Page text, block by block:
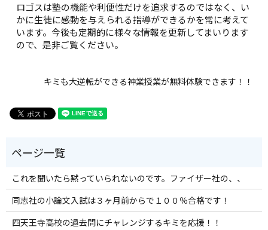
ロゴスは塾の機能や利便性だけを追求するのではなく、い
かに生徒に感動を与えられる指導ができるかを常に考えて
います。今後も定期的に様々な情報を更新してまいります
ので、是非ご覧ください。
キミも大逆転ができる神業授業が無料体験できます！！
これを聞いたら黙っていられないのです。ファイザー社の、、
同志社の小論文入試は３ヶ月前からで１００％合格です！
四天王寺高校の過去問にチャレンジするキミを応援！！